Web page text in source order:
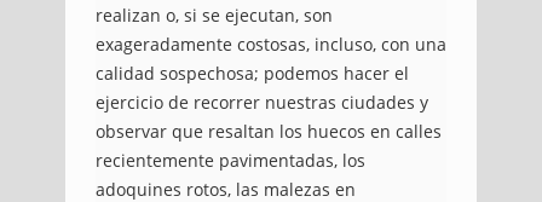
realizan o, si se ejecutan, son
exageradamente costosas, incluso, con una
calidad sospechosa; podemos hacer el
ejercicio de recorrer nuestras ciudades y
observar que resaltan los huecos en calles
recientemente pavimentadas, los
adoquines rotos, las malezas en